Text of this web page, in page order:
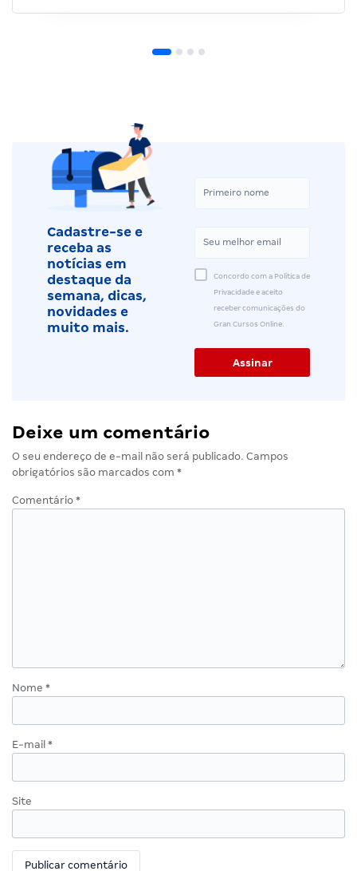
Cadastre-se e
receba as
notícias em
destaque da
semana, dicas,
novidades e
muito mais.
Concordo com a Política de
Privacidade e aceito
receber comunicações do
Gran Cursos Online.
Deixe um comentário
O seu endereço de e-mail não será publicado. Campos
obrigatórios são marcados com *
Comentário *
Nome *
E-mail *
Site